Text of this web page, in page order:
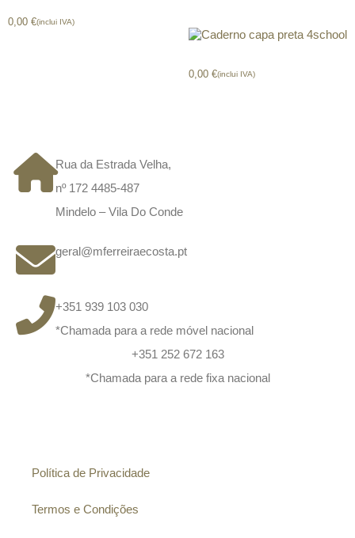
0,00 €(inclui IVA)
0,00 €(inclui IVA)
Rua da Estrada Velha,
nº 172 4485-487
Mindelo – Vila Do Conde
geral@mferreiraecosta.pt
+351 939 103 030
*Chamada para a rede móvel nacional
+351 252 672 163
*Chamada para a rede fixa nacional
Política de Privacidade
Termos e Condições